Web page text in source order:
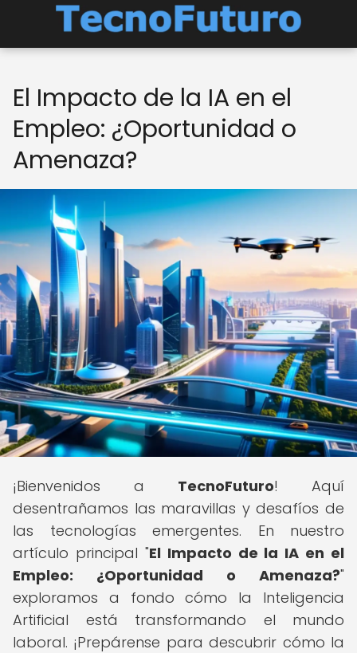
El Impacto de la IA en el
Empleo: ¿Oportunidad o
Amenaza?
¡Bienvenidos a TecnoFuturo! Aquí
desentrañamos las maravillas y desafíos de
las tecnologías emergentes. En nuestro
artículo principal "El Impacto de la IA en el
Empleo: ¿Oportunidad o Amenaza?"
exploramos a fondo cómo la Inteligencia
Artificial está transformando el mundo
laboral. ¡Prepárense para descubrir cómo la